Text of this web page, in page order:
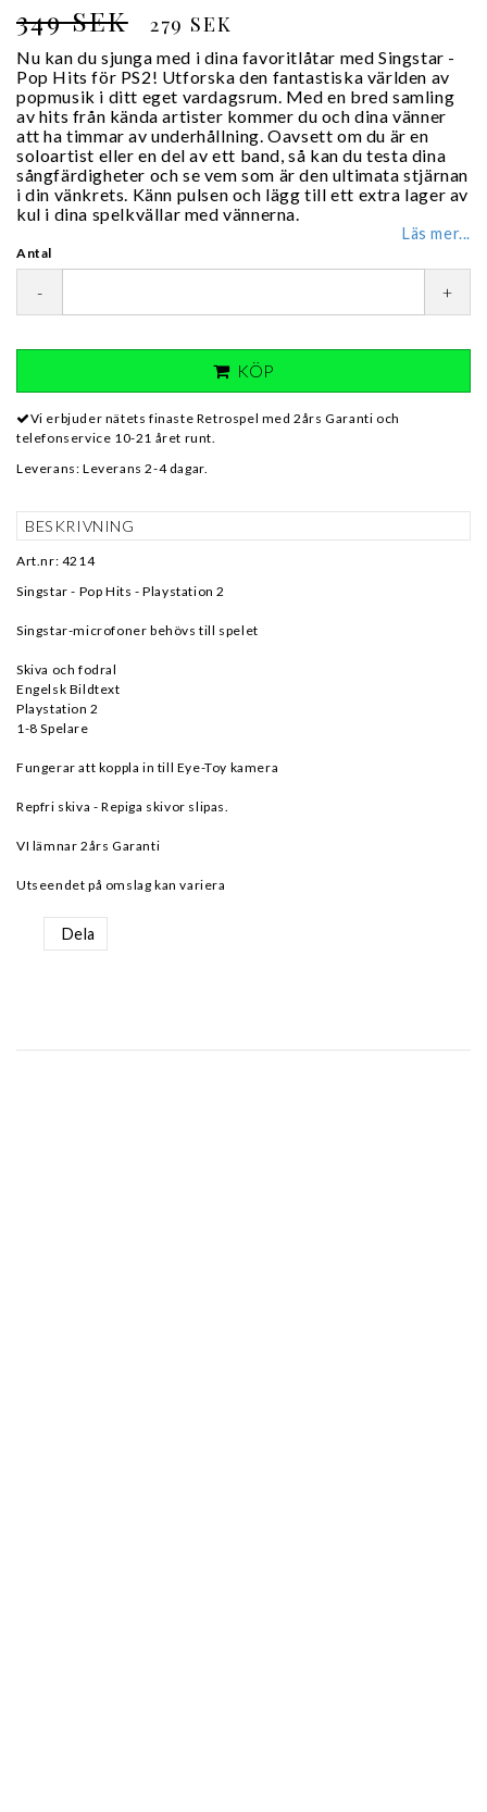
349 SEK 279 SEK
Nu kan du sjunga med i dina favoritlåtar med Singstar -
Pop Hits för PS2! Utforska den fantastiska världen av
popmusik i ditt eget vardagsrum. Med en bred samling
av hits från kända artister kommer du och dina vänner
att ha timmar av underhållning. Oavsett om du är en
soloartist eller en del av ett band, så kan du testa dina
sångfärdigheter och se vem som är den ultimata stjärnan
i din vänkrets. Känn pulsen och lägg till ett extra lager av
kul i dina spelkvällar med vännerna.
Läs mer...
Antal
- +
KÖP
Vi erbjuder nätets finaste Retrospel med 2års Garanti och
telefonservice 10-21 året runt.
Leverans: Leverans 2-4 dagar.
BESKRIVNING
Art.nr: 4214
Singstar - Pop Hits - Playstation 2
Singstar-microfoner behövs till spelet
Skiva och fodral
Engelsk Bildtext
Playstation 2
1-8 Spelare
Fungerar att koppla in till Eye-Toy kamera
Repfri skiva - Repiga skivor slipas.
VI lämnar 2års Garanti
Utseendet på omslag kan variera
Dela